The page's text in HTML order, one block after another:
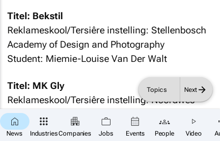
News IndustriesCompanies Jobs Events People Video
Titel: Bekstil
Reklameskool/Tersiêre instelling: Stellenbosch
Academy of Design and Photography
Student: Miemie-Louise Van Der Walt
Titel: MK Gly
Reklameskool/Tersiêre instelling: Noordwes-
Universiteit
Studente: Lise-Marié Clarke, Stefan Kruger, PJ
Topics Next